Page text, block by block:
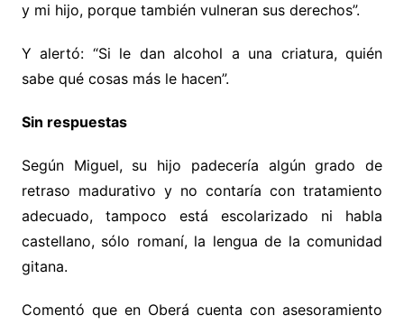
y mi hijo, porque también vulneran sus derechos”.
Y alertó: “Si le dan alcohol a una criatura, quién
sabe qué cosas más le hacen”.
Sin respuestas
Según Miguel, su hijo padecería algún grado de
retraso madurativo y no contaría con tratamiento
adecuado, tampoco está escolarizado ni habla
castellano, sólo romaní, la lengua de la comunidad
gitana.
Comentó que en Oberá cuenta con asesoramiento